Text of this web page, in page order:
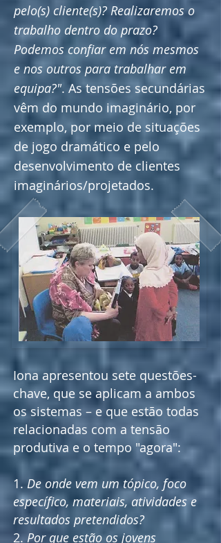
pelo(s) cliente(s)? Realizaremos o
trabalho dentro do prazo?
Podemos confiar em nós mesmos
e nos outros para trabalhar em
equipa?". As tensões secundárias
vêm do mundo imaginário, por
exemplo, por meio de situações
de jogo dramático e pelo
desenvolvimento de clientes
imaginários/projetados.
Iona apresentou sete questões-
chave, que se aplicam a ambos
os sistemas – e que estão todas
relacionadas com a tensão
produtiva e o tempo "agora":
1.De onde vem um tópico, foco
específico, materiais, atividades e
resultados pretendidos?
2. Por que estão os jovens